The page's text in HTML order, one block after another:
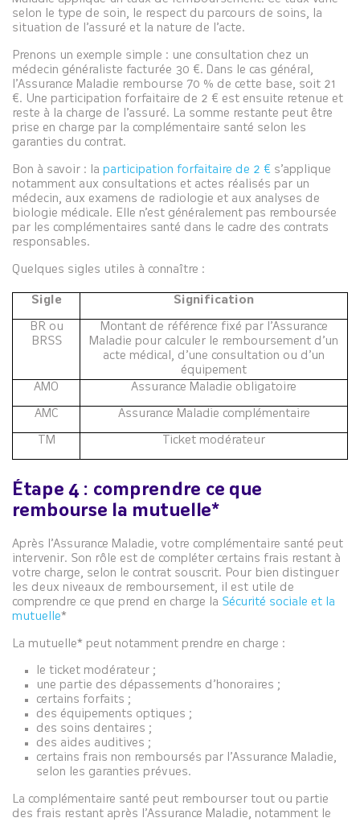
selon le type de soin, le respect du parcours de soins, la
situation de l’assuré et la nature de l’acte.
Prenons un exemple simple : une consultation chez un
médecin généraliste facturée 30 €. Dans le cas général,
l’Assurance Maladie rembourse 70 % de cette base, soit 21
€. Une participation forfaitaire de 2 € est ensuite retenue et
reste à la charge de l’assuré. La somme restante peut être
prise en charge par la complémentaire santé selon les
garanties du contrat.
Bon à savoir : la participation forfaitaire de 2 € s’applique
notamment aux consultations et actes réalisés par un
médecin, aux examens de radiologie et aux analyses de
biologie médicale. Elle n’est généralement pas remboursée
par les complémentaires santé dans le cadre des contrats
responsables.
Quelques sigles utiles à connaître :
Sigle Signification
BR ou
BRSS
Montant de référence fixé par l’Assurance
Maladie pour calculer le remboursement d’un
acte médical, d’une consultation ou d’un
équipement
AMO
Assurance Maladie obligatoire
AMC Assurance Maladie complémentaire
TM Ticket modérateur
Étape 4 : comprendre ce que
rembourse la mutuelle*
Après l’Assurance Maladie, votre complémentaire santé peut
intervenir. Son rôle est de compléter certains frais restant à
votre charge, selon le contrat souscrit. Pour bien distinguer
les deux niveaux de remboursement, il est utile de
comprendre ce que prend en charge la Sécurité sociale et la
mutuelle*
La mutuelle* peut notamment prendre en charge :
le ticket modérateur ;
une partie des dépassements d’honoraires ;
certains forfaits ;
des équipements optiques ;
des soins dentaires ;
des aides auditives ;
certains frais non remboursés par l’Assurance Maladie,
selon les garanties prévues.
La complémentaire santé peut rembourser tout ou partie
des frais restant après l’Assurance Maladie, notamment le